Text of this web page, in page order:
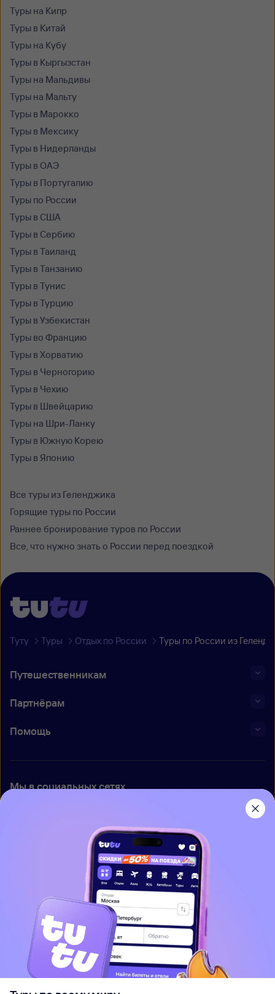
Туры на Кипр
Туры в Китай
Туры на Кубу
Туры в Кыргызстан
Туры на Мальдивы
Туры на Мальту
Туры в Марокко
Туры в Мексику
Туры в Нидерланды
Туры в ОАЭ
Туры в Португалию
Туры по России
Туры в США
Туры в Сербию
Туры в Таиланд
Туры в Танзанию
Туры в Тунис
Туры в Турцию
Туры в Узбекистан
Туры во Францию
Туры в Хорватию
Туры в Черногорию
Туры в Чехию
Туры в Швейцарию
Туры на Шри-Ланку
Туры в Южную Корею
Туры в Японию
Все туры из Геленджика
Горящие туры по России
Раннее бронирование туров по России
Все, что нужно знать о России перед поездкой
Туту Туры Отдых по России Туры по России из
Путешественникам
Партнёрам
Помощь
Мы в социальных сетях
Приложение Туту
Вакансии
Контакты
Правовая информация